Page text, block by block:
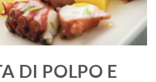
DI POLPO E